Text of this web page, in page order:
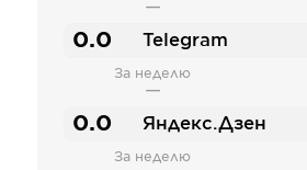
—
0.0 Telegram
За неделю
—
0.0 Яндекс.Дзен
За неделю